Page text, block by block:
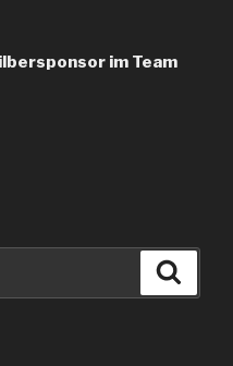
im Team